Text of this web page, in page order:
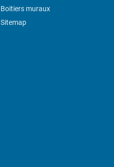
Boitiers muraux
Sitemap